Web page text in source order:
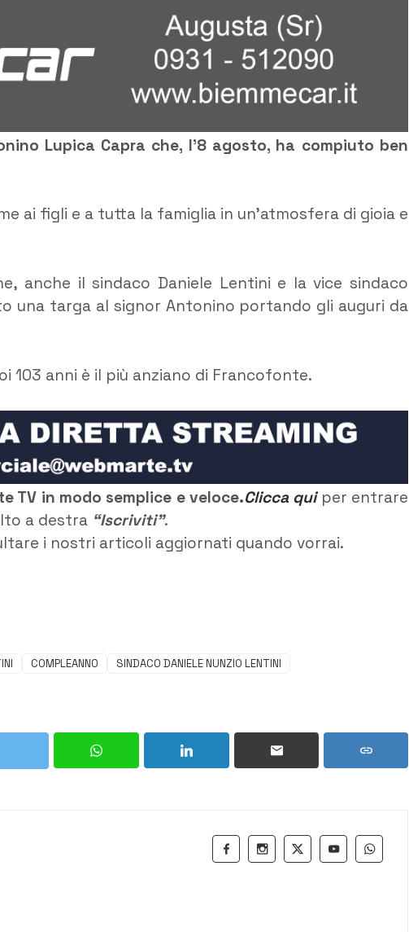
Lupica Capra che, l’8 agosto, ha compiuto ben
ai figli e a tutta la famiglia in un’atmosfera di gioia e
anche il sindaco Daniele Lentini e la vice sindaco
una targa al signor Antonino portando gli auguri da
103 anni è il più anziano di Francofonte.
TV in modo semplice e veloce.Clicca quiper entrare
a destra “Iscriviti”.
i nostri articoli aggiornati quando vorrai.
COMPLEANNO
SINDACO DANIELE NUNZIO LENTINI